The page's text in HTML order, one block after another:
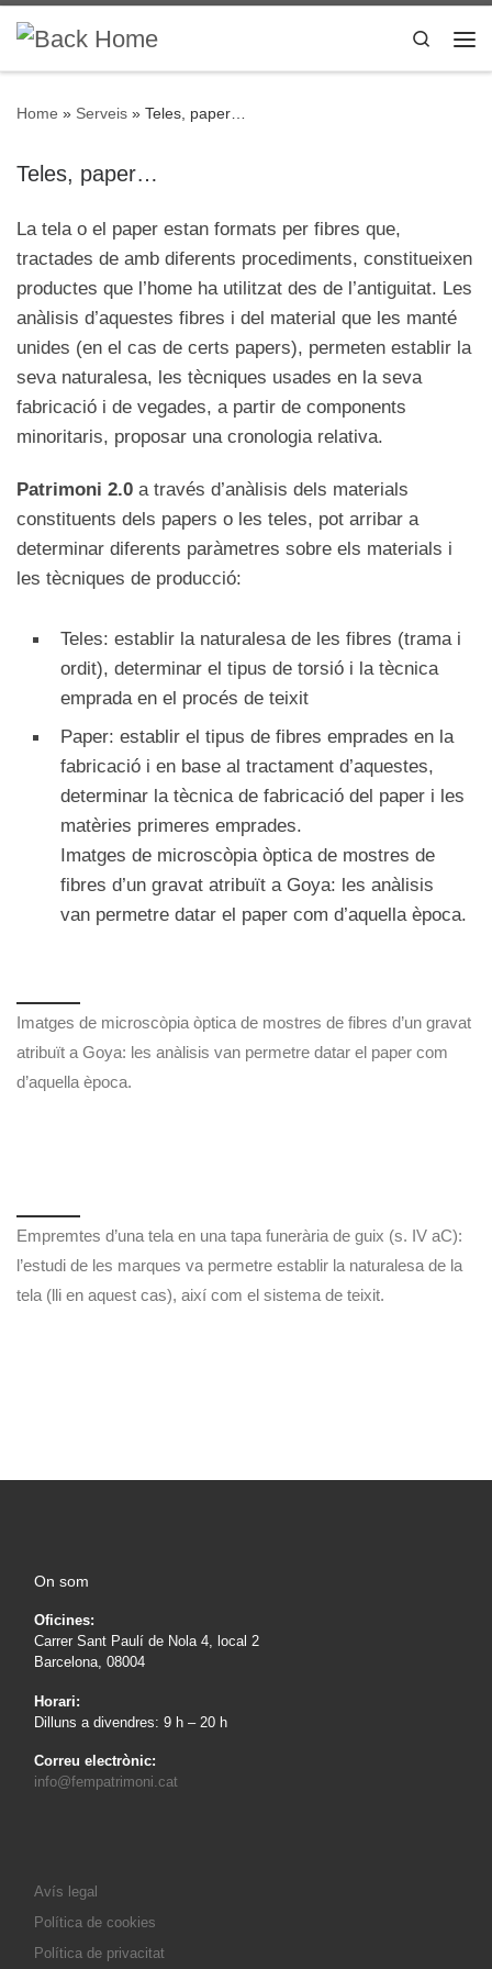
Skip to content
Search
Home » Serveis » Teles, paper…
Teles, paper…
La tela o el paper estan formats per fibres que,
tractades de amb diferents procediments, constitueixen
productes que l’home ha utilitzat des de l’antiguitat. Les
anàlisis d’aquestes fibres i del material que les manté
unides (en el cas de certs papers), permeten establir la
seva naturalesa, les tècniques usades en la seva
fabricació i de vegades, a partir de components
minoritaris, proposar una cronologia relativa.
Patrimoni 2.0 a través d’anàlisis dels materials
constituents dels papers o les teles, pot arribar a
determinar diferents paràmetres sobre els materials i
les tècniques de producció:
Teles: establir la naturalesa de les fibres (trama i
ordit), determinar el tipus de torsió i la tècnica
emprada en el procés de teixit
Paper: establir el tipus de fibres emprades en la
fabricació i en base al tractament d’aquestes,
determinar la tècnica de fabricació del paper i les
matèries primeres emprades.
Imatges de microscòpia òptica de mostres de
fibres d’un gravat atribuït a Goya: les anàlisis
van permetre datar el paper com d’aquella època.
Imatges de microscòpia òptica de mostres de fibres d’un gravat
atribuït a Goya: les anàlisis van permetre datar el paper com
d’aquella època.
Empremtes d’una tela en una tapa funerària de guix (s. IV aC):
l’estudi de les marques va permetre establir la naturalesa de la
tela (lli en aquest cas), així com el sistema de teixit.
On som
Oficines:
Carrer Sant Paulí de Nola 4, local 2
Barcelona, 08004
Horari:
Dilluns a divendres: 9 h – 20 h
Correu electrònic:
info@fempatrimoni.cat
Avís legal
Política de cookies
Política de privacitat